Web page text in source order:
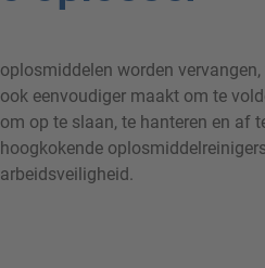
arbeidsveiligheid.